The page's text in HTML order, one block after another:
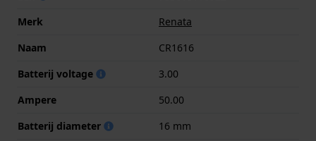
Merk
Renata
Naam
CR1616
Batterij voltage
3.00
Ampere
50.00
Batterij diameter
16 mm